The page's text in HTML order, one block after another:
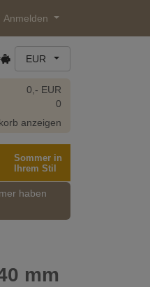
Anmelden
EUR
0,- EUR
0
anzeigen
Sommer in
Ihrem Stil
haben
mm